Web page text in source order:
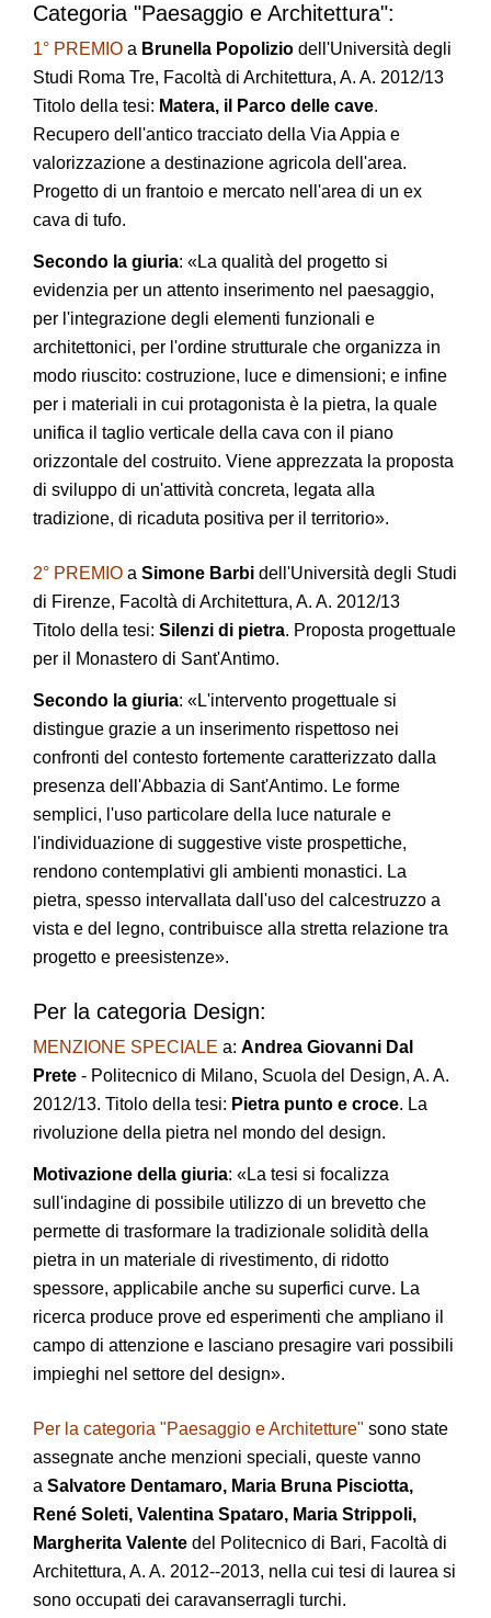
Categoria "Paesaggio e Architettura":
1° PREMIO a Brunella Popolizio dell'Università degli
Studi Roma Tre, Facoltà di Architettura, A. A. 2012/13
Titolo della tesi: Matera, il Parco delle cave.
Recupero dell'antico tracciato della Via Appia e
valorizzazione a destinazione agricola dell'area.
Progetto di un frantoio e mercato nell'area di un ex
cava di tufo.
Secondo la giuria: «La qualità del progetto si
evidenzia per un attento inserimento nel paesaggio,
per l'integrazione degli elementi funzionali e
architettonici, per l'ordine strutturale che organizza in
modo riuscito: costruzione, luce e dimensioni; e infine
per i materiali in cui protagonista è la pietra, la quale
unifica il taglio verticale della cava con il piano
orizzontale del costruito. Viene apprezzata la proposta
di sviluppo di un'attività concreta, legata alla
tradizione, di ricaduta positiva per il territorio».
2° PREMIO a Simone Barbi dell'Università degli Studi
di Firenze, Facoltà di Architettura, A. A. 2012/13
Titolo della tesi: Silenzi di pietra. Proposta progettuale
per il Monastero di Sant'Antimo.
Secondo la giuria: «L'intervento progettuale si
distingue grazie a un inserimento rispettoso nei
confronti del contesto fortemente caratterizzato dalla
presenza dell'Abbazia di Sant'Antimo. Le forme
semplici, l'uso particolare della luce naturale e
l'individuazione di suggestive viste prospettiche,
rendono contemplativi gli ambienti monastici. La
pietra, spesso intervallata dall'uso del calcestruzzo a
vista e del legno, contribuisce alla stretta relazione tra
progetto e preesistenze».
Per la categoria Design:
MENZIONE SPECIALE a: Andrea Giovanni Dal
Prete - Politecnico di Milano, Scuola del Design, A. A.
2012/13. Titolo della tesi: Pietra punto e croce. La
rivoluzione della pietra nel mondo del design.
Motivazione della giuria: «La tesi si focalizza
sull'indagine di possibile utilizzo di un brevetto che
permette di trasformare la tradizionale solidità della
pietra in un materiale di rivestimento, di ridotto
spessore, applicabile anche su superfici curve. La
ricerca produce prove ed esperimenti che ampliano il
campo di attenzione e lasciano presagire vari possibili
impieghi nel settore del design».
Per la categoria "Paesaggio e Architetture" sono state
assegnate anche menzioni speciali, queste vanno
a Salvatore Dentamaro, Maria Bruna Pisciotta,
René Soleti, Valentina Spataro, Maria Strippoli,
Margherita Valente del Politecnico di Bari, Facoltà di
Architettura, A. A. 2012-­‐2013, nella cui tesi di laurea si
sono occupati dei caravanserragli turchi.